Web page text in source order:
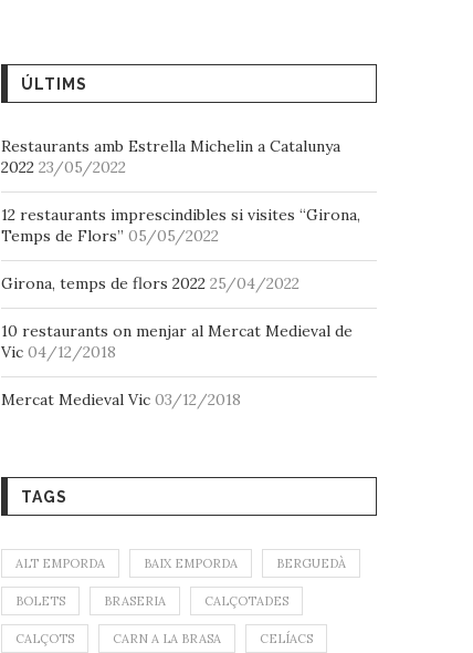
ÚLTIMS
Restaurants amb Estrella Michelin a Catalunya
2022 23/05/2022
12 restaurants imprescindibles si visites “Girona,
Temps de Flors” 05/05/2022
Girona, temps de flors 2022 25/04/2022
10 restaurants on menjar al Mercat Medieval de
Vic 04/12/2018
Mercat Medieval Vic 03/12/2018
TAGS
ALT EMPORDA BAIX EMPORDA BERGUEDÀ
BOLETS BRASERIA CALÇOTADES
CALÇOTS CARN A LA BRASA CELÍACS